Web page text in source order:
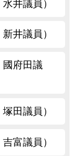
井議員）
井議員）
府田議
田議員）
富議員）